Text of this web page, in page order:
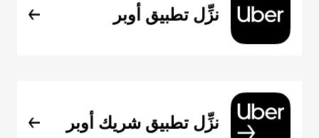
نزِّل تطبيق أوبر
نزِّل تطبيق شريك أوبر